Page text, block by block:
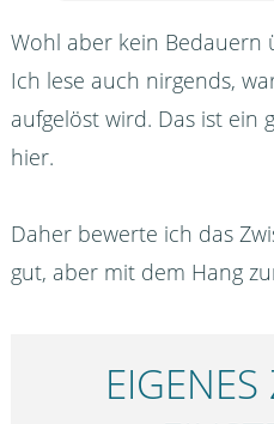
Wohl aber kein Bedauern
Ich lese auch nirgends,
aufgelöst wird. Das ist ein
hier.
Daher bewerte ich das
gut, aber mit dem Hang